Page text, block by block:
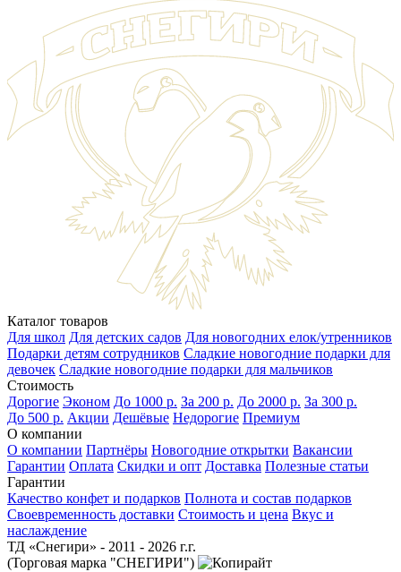
Каталог товаров
Для школ Для детских садов Для новогодних елок/утренников
Подарки детям сотрудников Сладкие новогодние подарки для
девочек Сладкие новогодние подарки для мальчиков
Стоимость
Дорогие Эконом До 1000 р. За 200 р. До 2000 р. За 300 р.
До 500 р. Акции Дешёвые Недорогие Премиум
О компании
О компании Партнёры Новогодние открытки Вакансии
Гарантии Оплата Скидки и опт Доставка Полезные статьи
Гарантии
Качество конфет и подарков Полнота и состав подарков
Своевременность доставки Стоимость и цена Вкус и
наслаждение
ТД «Снегири» - 2011 - 2026 г.г.
(Торговая марка "СНЕГИРИ")